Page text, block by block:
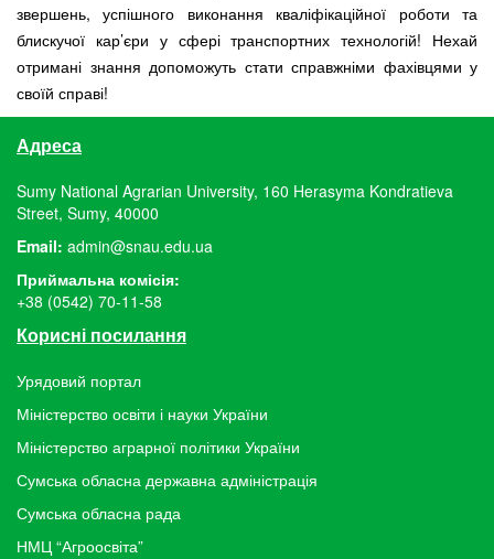
звершень, успішного виконання кваліфікаційної роботи та
блискучої кар’єри у сфері транспортних технологій! Нехай
отримані знання допоможуть стати справжніми фахівцями у
своїй справі!
Адреса
Sumy National Agrarian University, 160 Herasyma Kondratieva
Street, Sumy, 40000
Email: admin@snau.edu.ua
Приймальна комісія:
+38 (0542) 70-11-58
Корисні посилання
Урядовий портал
Міністерство освіти і науки України
Міністерство аграрної політики України
Сумська обласна державна адміністрація
Сумська обласна рада
НМЦ “Агроосвіта”